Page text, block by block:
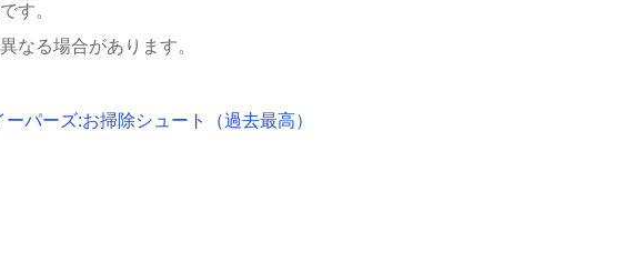
す。
なる場合があります。
パーズ:お掃除シュート（過去最高）